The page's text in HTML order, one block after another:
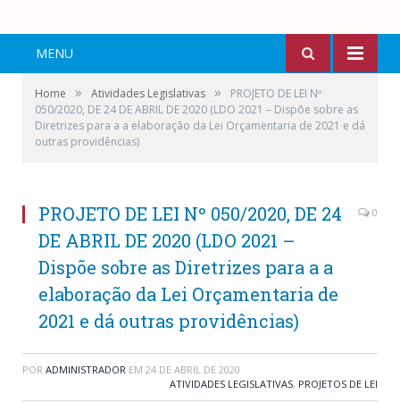
MENU
Home » Atividades Legislativas »
PROJETO DE LEI Nº
050/2020, DE 24 DE ABRIL DE 2020 (LDO 2021 – Dispõe sobre as
Diretrizes para a a elaboração da Lei Orçamentaria de 2021 e dá
outras providências)
PROJETO DE LEI Nº 050/2020, DE 24
DE ABRIL DE 2020 (LDO 2021 –
Dispõe sobre as Diretrizes para a a
elaboração da Lei Orçamentaria de
2021 e dá outras providências)
0
POR ADMINISTRADOR EM 24 DE ABRIL DE 2020
ATIVIDADES LEGISLATIVAS, PROJETOS DE LEI